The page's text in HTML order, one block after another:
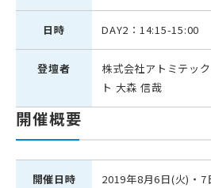
日時 DAY2：14:15-15:00
登壇者
株式会社アトミテッ
ト 大森 信哉
開催概要
開催日時
2019年8月6日(火)・